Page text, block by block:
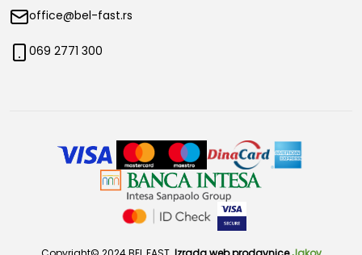
office@bel-fast.rs
069 2771 300